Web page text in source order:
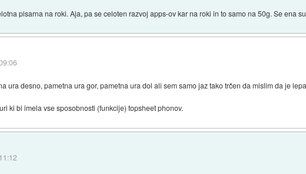
pisarna na roki. Aja, pa se celoten razvoj apps-ov kar na roki in to samo na 50g. Se ena
ura desno, pametna ura gor, pametna ura dol ali sem samo jaz tako trčen da mislim da je
ki bi imela vse sposobnosti (funkcije) topsheet phonov.